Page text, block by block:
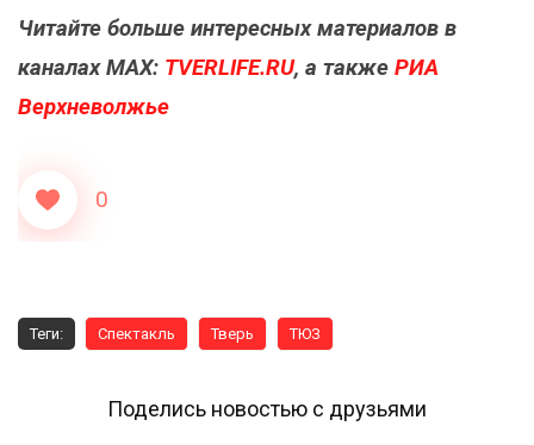
Читайте больше интересных материалов в
каналах МАХ: TVERLIFE.RU, а также РИА
Верхневолжье
0
Теги: Спектакль Тверь ТЮЗ
Поделись новостью с друзьями